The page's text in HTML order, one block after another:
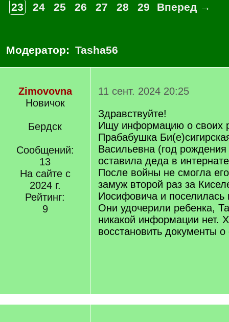
23
24 25 26 27 28 29 Вперед →
Модератор: Tasha56
Zimovovna
Новичок
Бердск
Сообщений:
13
На сайте с
2024 г.
Рейтинг:
9
11 сент. 2024 20:25
Здравствуйте!
Ищу информацию о своих
Прабабушка
Васильевна (год рождения
оставила деда в
После войны не смогла
замуж второй раз за
Иосифовича и поселилась
Они удочерили ребенка,
никакой информации нет.
восстановить документы